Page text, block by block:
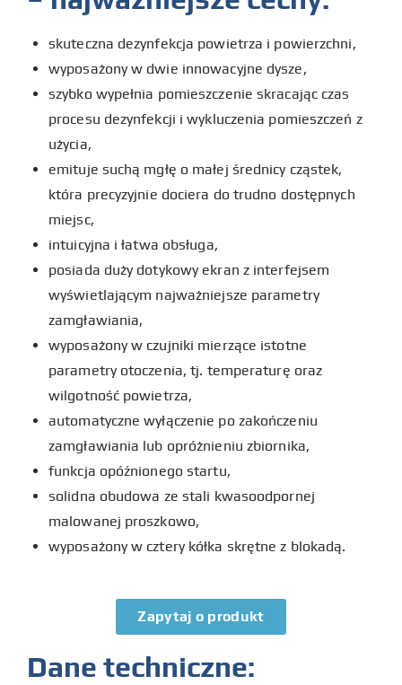
skuteczna dezynfekcja powietrza i powierzchni,
wyposażony w dwie innowacyjne dysze,
szybko wypełnia pomieszczenie skracając czas
procesu dezynfekcji i wykluczenia pomieszczeń z
użycia,
emituje suchą mgłę o małej średnicy cząstek,
która precyzyjnie dociera do trudno dostępnych
miejsc,
intuicyjna i łatwa obsługa,
posiada duży dotykowy ekran z interfejsem
wyświetlającym najważniejsze parametry
zamgławiania,
wyposażony w czujniki mierzące istotne
parametry otoczenia, tj. temperaturę oraz
wilgotność powietrza,
automatyczne wyłączenie po zakończeniu
zamgławiania lub opróżnieniu zbiornika,
funkcja opóźnionego startu,
solidna obudowa ze stali kwasoodpornej
malowanej proszkowo,
wyposażony w cztery kółka skrętne z blokadą.
Zapytaj o produkt
Dane techniczne: